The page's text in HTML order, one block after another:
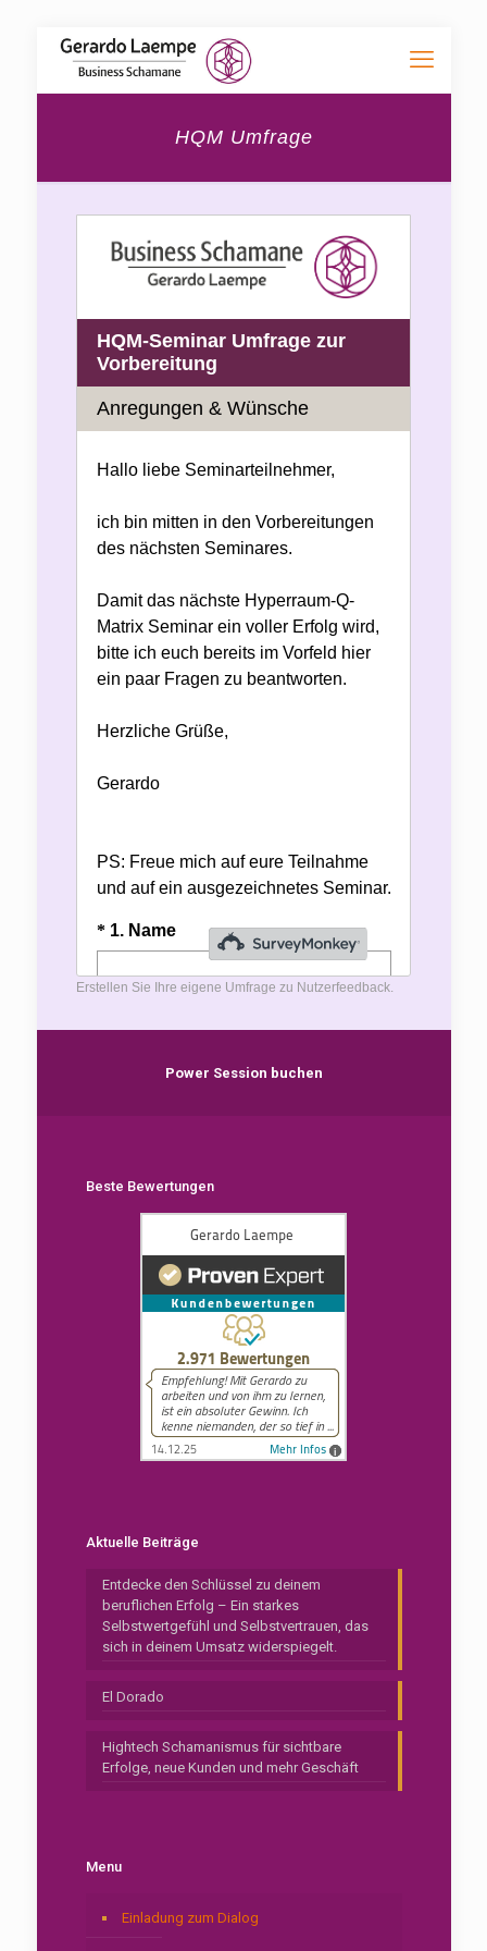
HQM Umfrage
Erstellen Sie Ihre eigene Umfrage zu Nutzerfeedback.
Power Session buchen
Beste Bewertungen
Aktuelle Beiträge
Entdecke den Schlüssel zu deinem
beruflichen Erfolg – Ein starkes
Selbstwertgefühl und Selbstvertrauen, das
sich in deinem Umsatz widerspiegelt.
El Dorado
Hightech Schamanismus für sichtbare
Erfolge, neue Kunden und mehr Geschäft
Menu
Einladung zum Dialog